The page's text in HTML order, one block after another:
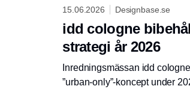
15.06.2026 Designbase.se
idd cologne
strategi år 2026
Inredningsmässan idd
”urban-only”-koncept under